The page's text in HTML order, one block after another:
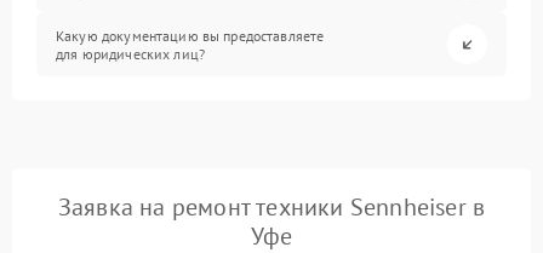
Какую документацию вы предоставляете
для юридических лиц?
Заявка на ремонт техники Sennheiser в
Уфе